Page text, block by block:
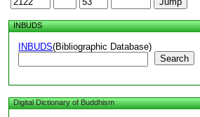
INBUDS
INBUDS(Bibliographic Database)
Search
Digital Dictionary of Buddhism